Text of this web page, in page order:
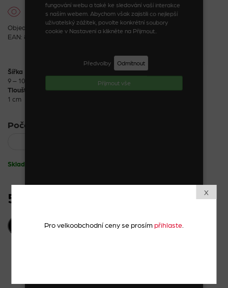
fungování webu a také ke sledování vaší interakce
s naším webem. Abychom však zajistili co nejlepší
uživatelský zážitek, povolte konkrétní soubory
cookie v Nastavení a klikněte na Přijmout..
Předvolby Odmítnout
Příjmout vše
X
Pro velkoobchodní ceny se prosímpřihlaste
Objednací kód: 08162_54_1
EAN: 8590888081625
Šířka
9 – 10 cm
Tloušťka
1 cm
Počet kusů:
Skladem
54 Kč
PŘIDAT DO KOŠÍKU